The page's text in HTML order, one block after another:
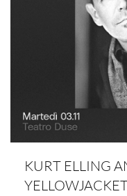
KURT ELLING